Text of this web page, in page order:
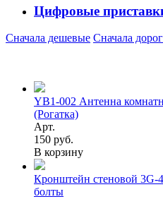
Цифровые
Сначала дешевые Сначала
YB1-002 Антенна
(Рогатка)
Арт.
150 руб.
В корзину
Кронштейн стеновой 3G-
болты